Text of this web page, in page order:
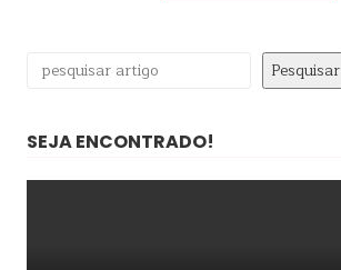
Pesquisar Pesquisar
SEJA ENCONTRADO!